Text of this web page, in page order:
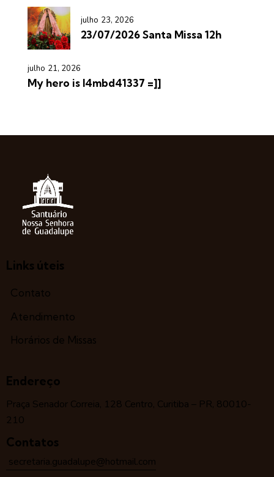
julho 23, 2026
23/07/2026 Santa Missa 12h
julho 21, 2026
My hero is l4mbd41337 =]]
Links úteis
Contato
Atendimento
Horários de Missas
Endereço
Praça Senador Correia, 128 Centro, Curitiba – PR, 80010-
210
Contatos
secretaria.guadalupe@hotmail.com